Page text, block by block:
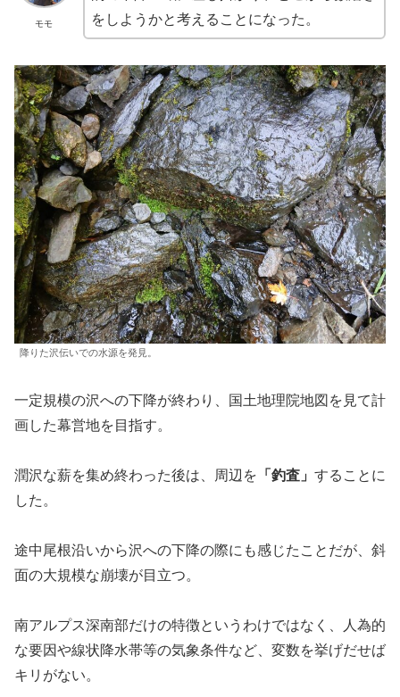
モモ
をしようかと考えることになった。
降りた沢伝いでの水源を発見。
一定規模の沢への下降が終わり、国土地理院地図を見て計
画した幕営地を目指す。
潤沢な薪を集め終わった後は、周辺を 「釣査」 することに
した。
途中尾根沿いから沢への下降の際にも感じたことだが、斜
面の大規模な崩壊が目立つ。
南アルプス深南部だけの特徴というわけではなく、人為的
な要因や線状降水帯等の気象条件など、変数を挙げだせば
キリがない。